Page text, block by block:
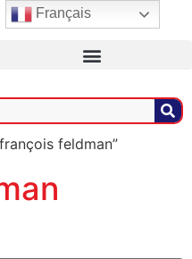
feldman”
Français